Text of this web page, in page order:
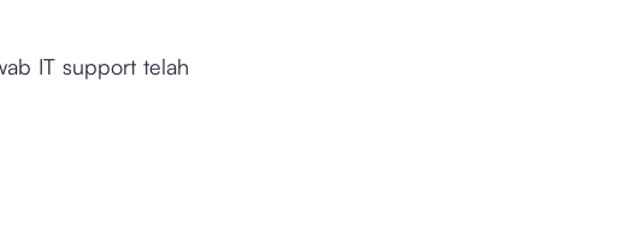
IT support telah